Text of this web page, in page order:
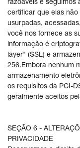
razoáveis e seguimos
certificar que elas
usurpadas,
você nos fornece as
informação é
layer" (SSL) e
256.Embora nenhum
armazenamento
os requisitos da PCI-
geralmente aceitos
SEÇÃO 6 -
PRIVACIDADE